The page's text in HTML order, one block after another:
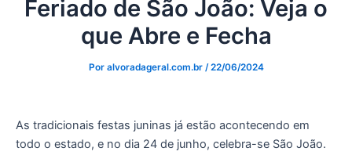
Feriado de São João: Veja o
que Abre e Fecha
Por alvoradageral.com.br /22/06/2024
As tradicionais festas juninas já estão acontecendo em
todo o estado, e no dia 24 de junho, celebra-se São João.